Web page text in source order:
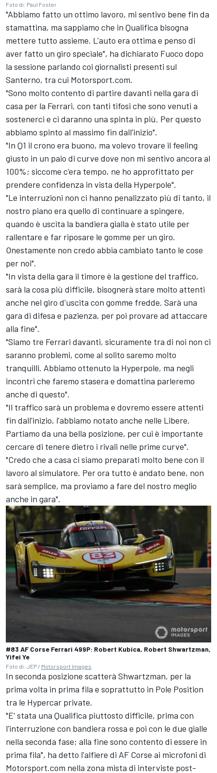
Foto di: Paul Foster
"Abbiamo fatto un ottimo lavoro, mi sentivo bene fin da
stamattina, ma sappiamo che in Qualifica bisogna
mettere tutto assieme. L'auto era ottima e penso di
aver fatto un giro speciale", ha dichiarato Fuoco dopo
la sessione parlando coi giornalisti presenti sul
Santerno, tra cui Motorsport.com.
"Sono molto contento di partire davanti nella gara di
casa per la Ferrari, con tanti tifosi che sono venuti a
sostenerci e ci daranno una spinta in più. Per questo
abbiamo spinto al massimo fin dall'inizio".
"In Q1 il crono era buono, ma volevo trovare il feeling
giusto in un paio di curve dove non mi sentivo ancora al
100%; siccome c'era tempo, ne ho approfittato per
prendere confidenza in vista della Hyperpole".
"Le interruzioni non ci hanno penalizzato più di tanto, il
nostro piano era quello di continuare a spingere,
quando è uscita la bandiera gialla è stato utile per
rallentare e far riposare le gomme per un giro.
Onestamente non credo abbia cambiato tanto le cose
per noi".
"In vista della gara il timore è la gestione del traffico,
sarà la cosa più difficile, bisognerà stare molto attenti
anche nel giro d'uscita con gomme fredde. Sarà una
gara di difesa e pazienza, per poi provare ad attaccare
alla fine".
"Siamo tre Ferrari davanti, sicuramente tra di noi non ci
saranno problemi, come al solito saremo molto
tranquilli. Abbiamo ottenuto la Hyperpole, ma negli
incontri che faremo stasera e domattina parleremo
anche di questo".
"Il traffico sarà un problema e dovremo essere attenti
fin dall'inizio, l'abbiamo notato anche nelle Libere.
Partiamo da una bella posizione, per cui è importante
cercare di tenere dietro i rivali nelle prime curve".
"Credo che a casa ci siamo preparati molto bene con il
lavoro al simulatore. Per ora tutto è andato bene, non
sarà semplice, ma proviamo a fare del nostro meglio
anche in gara".
#83 AF Corse Ferrari 499P: Robert Kubica, Robert Shwartzman,
Yifei Ye
Foto di: JEP / Motorsport Images
In seconda posizione scatterà Shwartzman, per la
prima volta in prima fila e soprattutto in Pole Position
tra le Hypercar private.
"E' stata una Qualifica piuttosto difficile, prima con
l'interruzione con bandiera rossa e poi con le due gialle
nella seconda fase; alla fine sono contento di essere in
prima fila", ha detto l'alfiere di AF Corse ai microfoni di
Motorsport.com nella zona mista di interviste post-